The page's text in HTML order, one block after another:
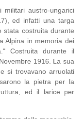
austro-ungarici
ed infatti una targa
stata costruita durante
Alpina in memoria dei
Costruita durante il
1916. La sua
si trovavano arruolati
la pietra per la
ed il larice per